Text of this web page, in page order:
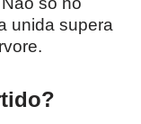
unida supera